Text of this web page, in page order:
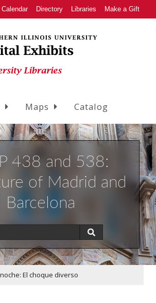
Calendar Directory Libraries Make a Gift
Maps Catalog
438 and 538:
of Madrid and
Barcelona
El choque diverso